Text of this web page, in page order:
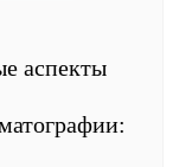
аспекты